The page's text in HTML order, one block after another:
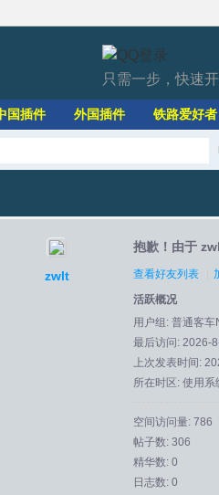
只需一步，快速
国插件 外国插件 铁路爱好者
zwlt
抱歉！由于
查看好友列表
活跃概况
用户组: 普通客车
最后访问: 2026-
上次发表时间:
所在时区: 使用系
空间访问量: 786
帖子数: 306
精华数: 0
日志数: 0